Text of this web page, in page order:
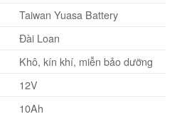
Taiwan Yuasa Battery
Đài Loan
Khô, kín khí, miễn bảo dưỡng
12V
10Ah